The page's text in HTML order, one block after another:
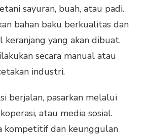
sayuran, buah, atau padi.
bahan baku berkualitas dan
yang akan dibuat.
secara manual atau
industri.
berjalan, pasarkan melalui
atau media sosial.
kompetitif dan keunggulan